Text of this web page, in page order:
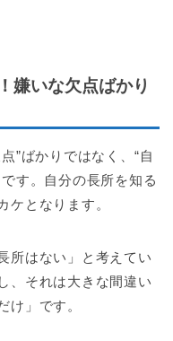
嫌いな欠点ばかり
”ばかりではなく、“自
す。自分の長所を知る
ケとなります。
所はない」と考えてい
、それは大きな間違い
け」です。